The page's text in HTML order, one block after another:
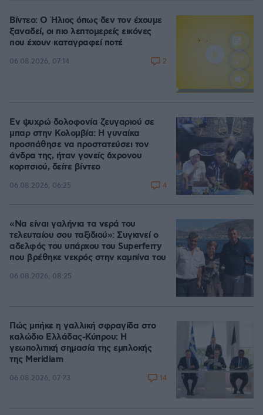
Loaded:
Βίντεο: Ο Ήλιος όπως δεν τον έχουμε
ξαναδεί, οι πιο λεπτομερείς εικόνες
που έχουν καταγραφεί ποτέ
06.08.2026, 07:14 2
Εν ψυχρώ δολοφονία ζευγαριού σε
μπαρ στην Κολομβία: Η γυναίκα
προσπάθησε να προστατεύσει τον
άνδρα της, ήταν γονείς 6χρονου
κοριτσιού, δείτε βίντεο
06.08.2026, 06:25 4
«Να είναι γαλήνια τα νερά του
τελευταίου σου ταξιδιού»: Συγκινεί ο
αδελφός του υπάρχου του Superferry
που βρέθηκε νεκρός στην καμπίνα του
06.08.2026, 08:25
Πώς μπήκε η γαλλική σφραγίδα στο
καλώδιο Ελλάδας-Κύπρου: Η
γεωπολιτική σημασία της εμπλοκής
της Meridiam
06.08.2026, 07:23 14